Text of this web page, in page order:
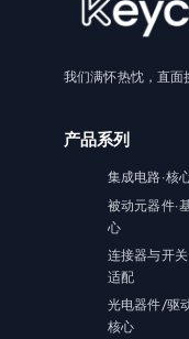
我们满怀热忱，直面
产品系列
集成电路·核
被动元器件·
心
连接器与开关
适配
光电器件/驱
核心